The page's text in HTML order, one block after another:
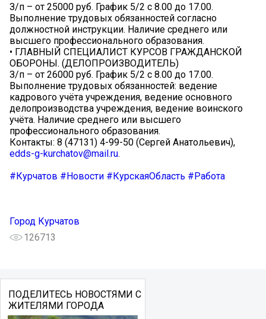
З/п – от 25000 руб. График 5/2 с 8.00 до 17.00.
Выполнение трудовых обязанностей согласно
должностной инструкции. Наличие среднего или
высшего профессионального образования.
• ГЛАВНЫЙ СПЕЦИАЛИСТ КУРСОВ ГРАЖДАНСКОЙ
ОБОРОНЫ. (ДЕЛОПРОИЗВОДИТЕЛЬ)
З/п – от 26000 руб. График 5/2 с 8.00 до 17.00.
Выполнение трудовых обязанностей: ведение
кадрового учёта учреждения, ведение основного
делопроизводства учреждения, ведение воинского
учёта. Наличие среднего или высшего
профессионального образования.
Контакты: 8 (47131) 4-99-50 (Сергей Анатольевич),
edds-g-kurchatov@mail.ru.
#Курчатов #Новости #КурскаяОбласть #Работа
Город Курчатов
126713
ПОДЕЛИТЕСЬ НОВОСТЯМИ С
ЖИТЕЛЯМИ ГОРОДА